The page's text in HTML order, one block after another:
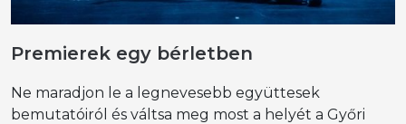
Premierek egy bérletben
Ne maradjon le a legnevesebb együttesek
bemutatóiról és váltsa meg most a helyét a Győri